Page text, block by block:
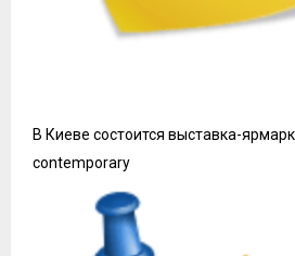
В Киеве состоится выставка-
contemporary